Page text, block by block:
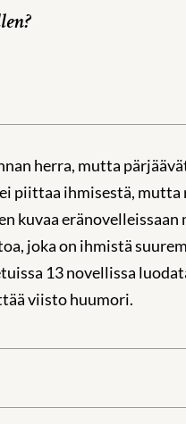
herra, mutta
piittaa ihmisestä, mutta
kuvaa eränovelleissaan
joka on ihmistä
13 novellissa
viisto huumori.